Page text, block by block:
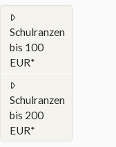
Schulranzen
bis 100
EUR*
Schulranzen
bis 200
EUR*